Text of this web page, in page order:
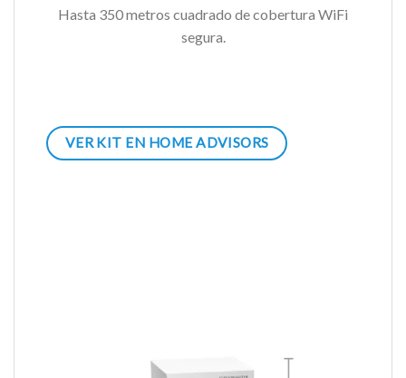
Hasta 350 metros cuadrado de cobertura WiFi
segura.
VER KIT EN HOME ADVISORS